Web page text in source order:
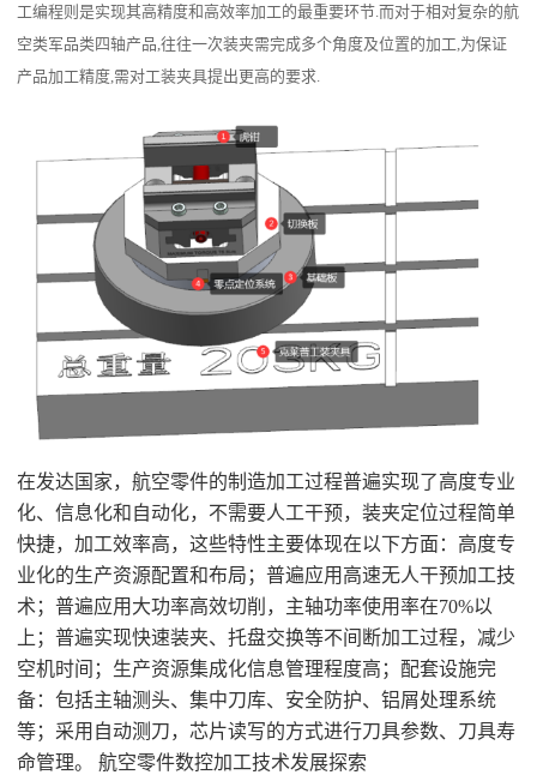
工编程则是实现其高精度和高效率加工的最重要环节.而对于相对复杂的航
空类军品类四轴产品 ,往往一次装夹需完成多个角度及位置的加工,为保证
产品加工精度,需对工装夹具提出更高的要求.
在发达国家，航空零件的制造加工过程普遍实现了高度专业
化、信息化和自动化，不需要人工干预，装夹定位过程简单
快捷，加工效率高，这些特性主要体现在以下方面：高度专
业化的生产资源配置和布局；普遍应用高速无人干预加工技
术；普遍应用大功率高效切削，主轴功率使用率在70%以
上；普遍实现快速装夹、托盘交换等不间断加工过程，减少
空机时间；生产资源集成化信息管理程度高；配套设施完
备：包括主轴测头、集中刀库、安全防护、铝屑处理系统
等；采用自动测刀，芯片读写的方式进行刀具参数、刀具寿
命管理。 航空零件数控加工技术发展探索